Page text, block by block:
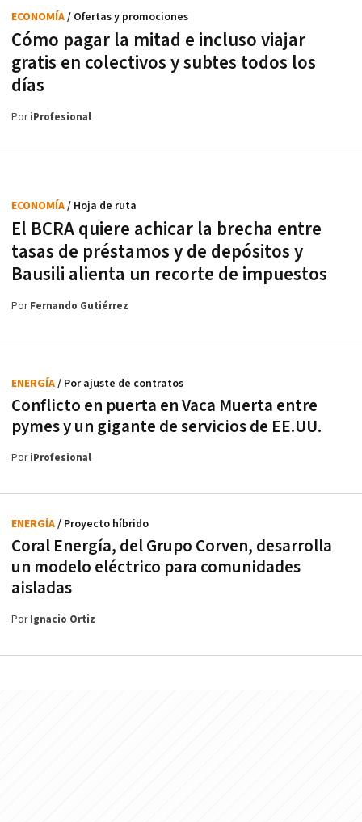
Cómo pagar la mitad e incluso viajar
gratis en colectivos y subtes todos los
días
ECONOMÍA/ Ofertas y promociones
PoriProfesional
El BCRA quiere achicar la brecha entre
tasas de préstamos y de depósitos y
Bausili alienta un recorte de impuestos
ECONOMÍA/ Hoja de ruta
PorFernando Gutiérrez
Conflicto en puerta en Vaca Muerta entre
pymes y un gigante de servicios de EE.UU.
ENERGÍA/ Por ajuste de contratos
PoriProfesional
Coral Energía, del Grupo Corven, desarrolla
un modelo eléctrico para comunidades
aisladas
ENERGÍA/ Proyecto híbrido
PorIgnacio Ortiz